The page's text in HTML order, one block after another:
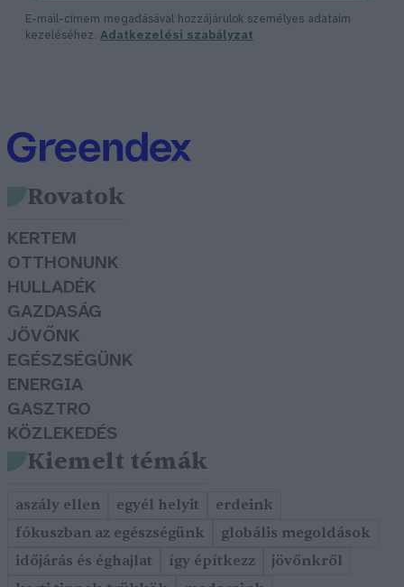
E-mail-címem megadásával hozzájárulok személyes adataim
kezeléséhez. Adatkezelési szabályzat
Rovatok
KERTEM
OTTHONUNK
HULLADÉK
GAZDASÁG
JÖVŐNK
EGÉSZSÉGÜNK
ENERGIA
GASZTRO
KÖZLEKEDÉS
Kiemelt témák
aszály ellen egyél helyit
erdeink
fókuszban az egészségünk
globális megoldások
időjárás és éghajlat
így építkezz
jövőnkről